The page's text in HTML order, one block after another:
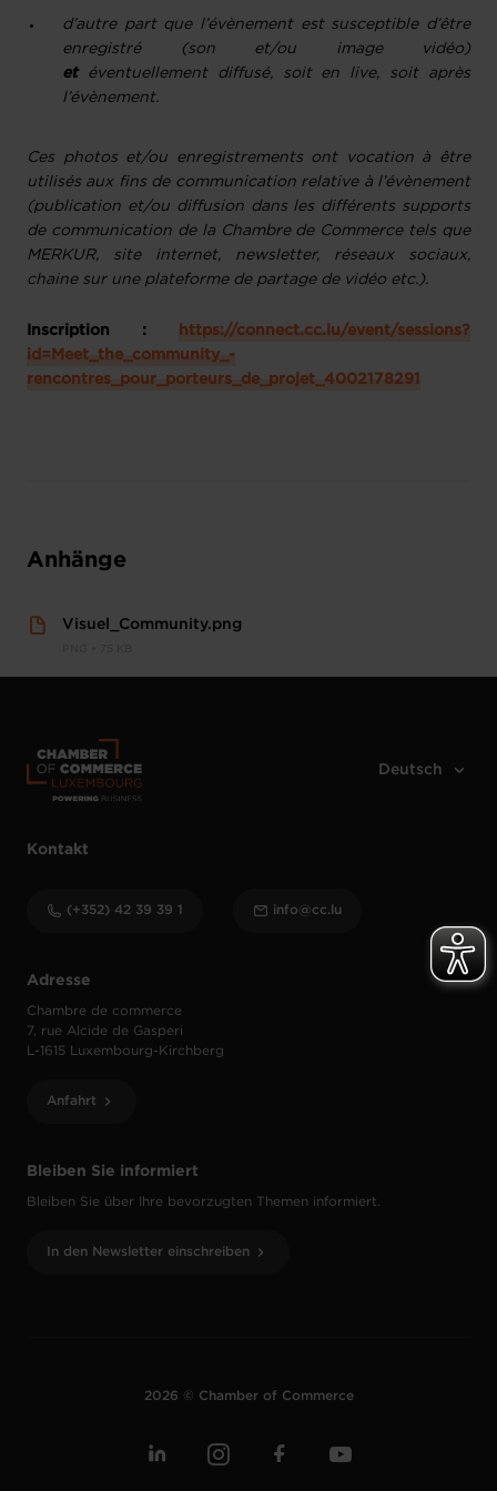
d’autre part que l’évènement est susceptible d’être
enregistré (son et/ou image vidéo)
et
éventuellement diffusé, soit en live, soit après
l’évènement.
Ces photos et/ou enregistrements ont vocation à être
utilisés aux fins de communication relative à l’évènement
(publication et/ou diffusion dans les différents supports
de communication de la Chambre de Commerce tels que
MERKUR, site internet, newsletter, réseaux sociaux,
chaine sur une plateforme de partage de vidéo etc.).
Inscription :
https://connect.cc.lu/event/sessions?
id=Meet_the_community_-
rencontres_pour_porteurs_de_projet_4002178291
Anhänge
Visuel_Community.png
Bleiben Sie informiert
Bleiben Sie über Ihre bevorzugten Themen informiert.
In den Newsletter einschreiben
Adresse
Chambre de commerce
7, rue Alcide de Gasperi
L-1615 Luxembourg-Kirchberg
Anfahrt
Kontakt
(+352) 42 39 39 1 info@cc.lu
2026 © Chamber of Commerce